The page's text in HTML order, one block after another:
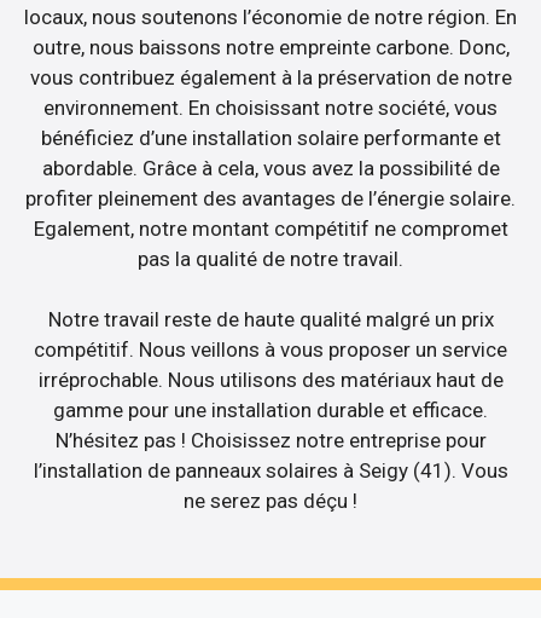
locaux, nous soutenons l’économie de notre région. En
outre, nous baissons notre empreinte carbone. Donc,
vous contribuez également à la préservation de notre
environnement. En choisissant notre société, vous
bénéficiez d’une installation solaire performante et
abordable. Grâce à cela, vous avez la possibilité de
profiter pleinement des avantages de l’énergie solaire.
Egalement, notre montant compétitif ne compromet
pas la qualité de notre travail.
Notre travail reste de haute qualité malgré un prix
compétitif. Nous veillons à vous proposer un service
irréprochable. Nous utilisons des matériaux haut de
gamme pour une installation durable et efficace.
N’hésitez pas ! Choisissez notre entreprise pour
l’installation de panneaux solaires à Seigy (41). Vous
ne serez pas déçu !